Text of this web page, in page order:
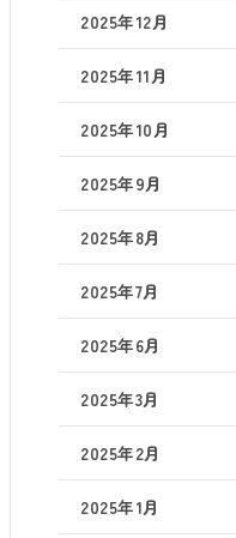
2025年12月
2025年11月
2025年10月
2025年9月
2025年8月
2025年7月
2025年6月
2025年3月
2025年2月
2025年1月